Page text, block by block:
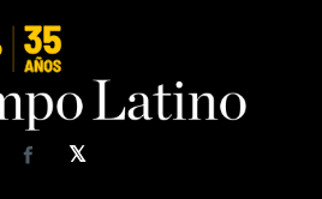
𝕏
Facebook